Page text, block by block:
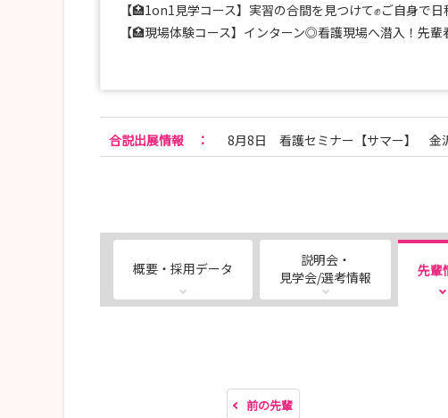
【🏥1on1見学コース】実習の合間を見つけて✊ご自身で
【🏥現場体験コース】インターン◎看護現場へ潜入！先輩
■---- MESSAGE ----■
一宮西病院は『街と人が明るく健康でいられますように
ています。
2023年には「南館」が完成し病院機能を大幅に拡大させ
＼みなさんのご参加★お待ちしています／
合説出展情報 ： 8月8日 看護セミナー【サマー】 金
概要・採用データ
説明会・
見学会/選考情報
先輩
前の先輩